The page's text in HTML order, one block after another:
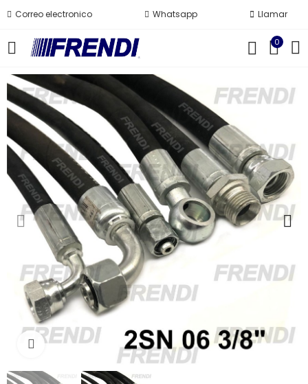
Correo electronico Whatsapp Llamar
0
Click para agrandar